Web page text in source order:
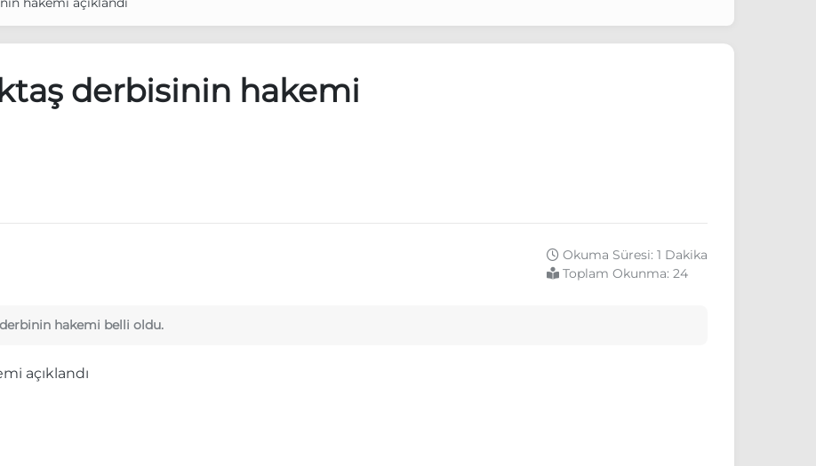
derbisinin hakemi
Okuma Süresi: 1 Dakika
Toplam Okunma: 24
hakemi belli oldu.